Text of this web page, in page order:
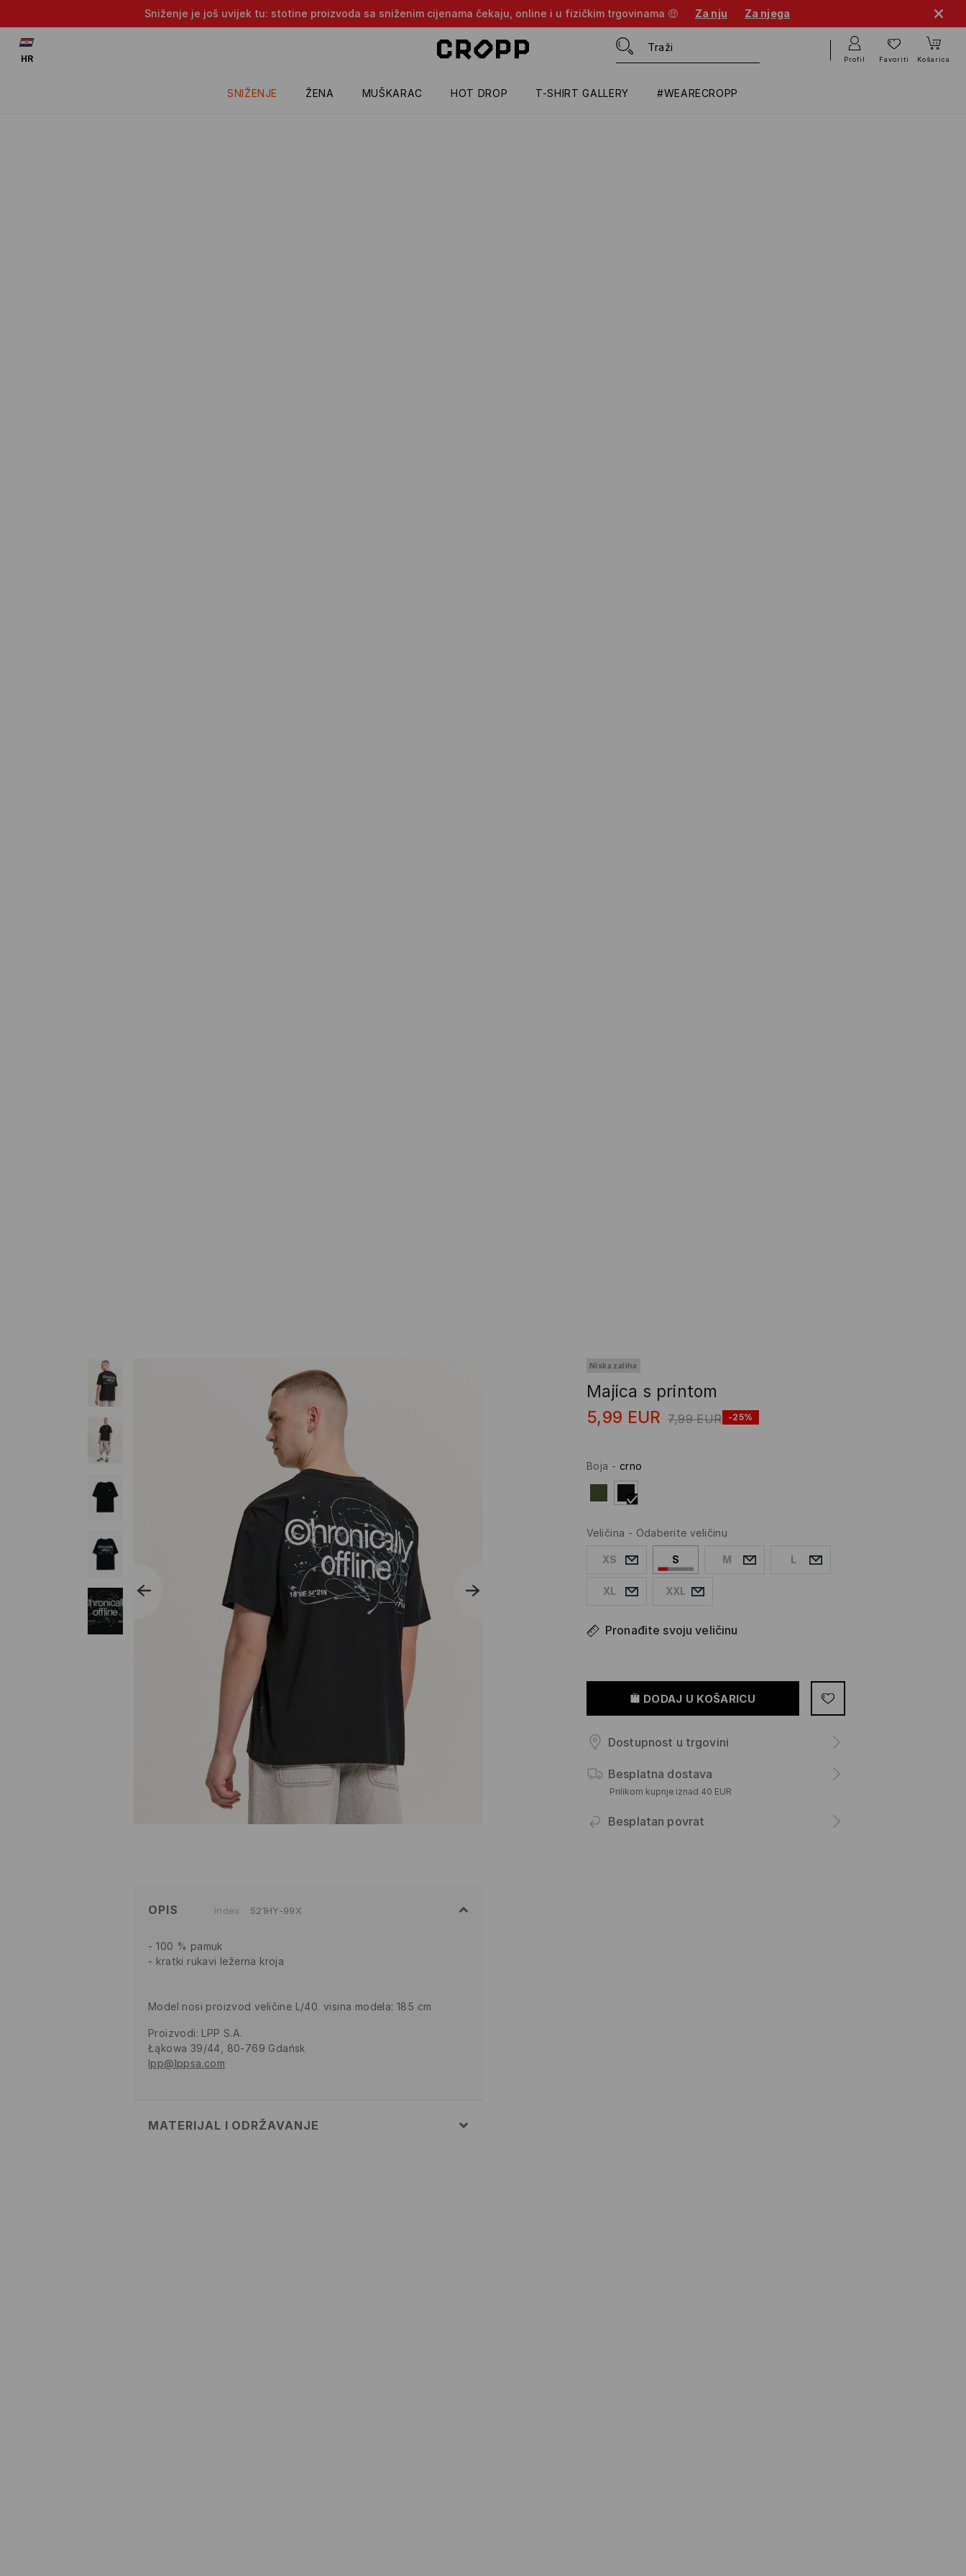
Sniženje je još uvijek tu: stotine proizvoda sa sniženim cijenama čekaju, online i u fizičkim trgovinama 🤑 Za nju Za njega
SNIŽENJE ŽENA MUŠKARAC HOT DROP T-SHIRT GALLERY #WEARECROPP
HR Profil Favoriti Košarica
Niska zaliha
Majica s printom
5,99 EUR 7,99 EUR -25%
Boja - crno
Veličina - Odaberite veličinu
XS S M L
XL XXL
Pronađite svoju veličinu
DODAJ U KOŠARICU
Dostupnost u trgovini
Besplatna dostava
Prilikom kupnje iznad 40 EUR
Besplatan povrat
OPIS Index 521HY-99X
100 % pamuk
kratki rukavi ležerna kroja
Model nosi proizvod veličine L/40. visina modela: 185 cm
Proizvodi: LPP S.A.
Łąkowa 39/44, 80-769 Gdańsk
lpp@lppsa.com
MATERIJAL I ODRŽAVANJE